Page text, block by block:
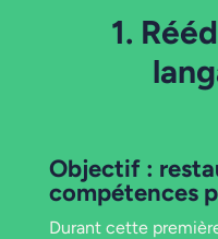
1.
Objectif :
compétences
Durant cette